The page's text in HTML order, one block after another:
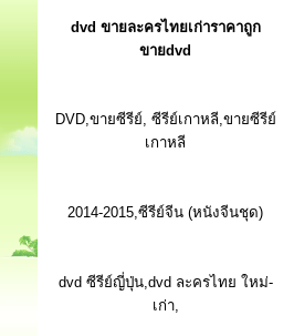
dvd ขายละครไทยเก่าราคาถูก
ขายdvd
DVD,ขายซีรีย์, ซีรีย์เกาหลี,ขายซีรีย์
เกาหลี
2014-2015,ซีรีย์จีน (หนังจีนชุด)
dvd ซีรีย์ญี่ปุ่น,dvd ละครไทย ใหม่-
เก่า,